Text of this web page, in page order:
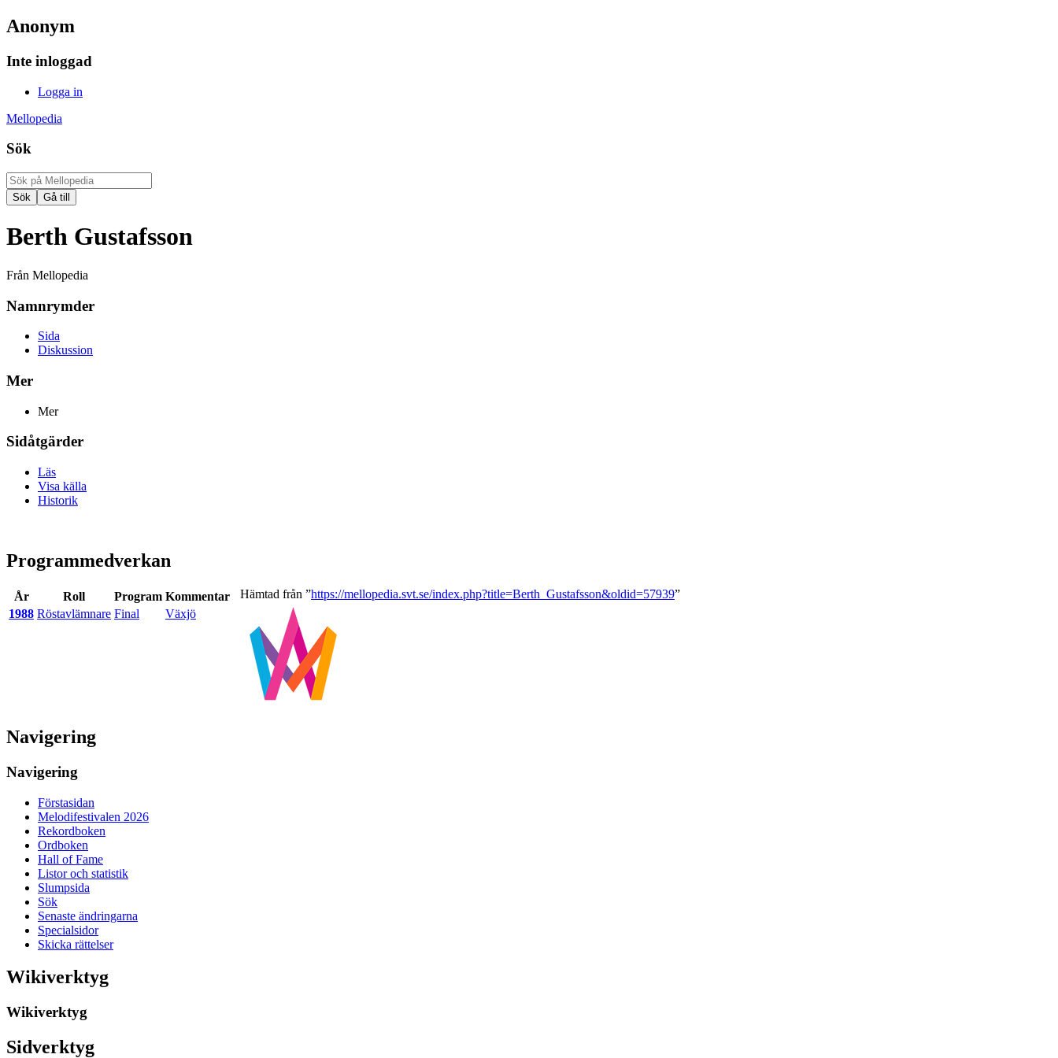
Anonym
Inte inloggad
Logga in
Mellopedia
Sök
Berth Gustafsson
Från Mellopedia
Namnrymder
Sida
Diskussion
Mer
Mer
Sidåtgärder
Läs
Visa källa
Historik
Programmedverkan
År Roll Program Kommentar
1988 Röstavlämnare Final Växjö
Hämtad från ”https://mellopedia.svt.se/index.php?title=Berth_Gustafsson&oldid=57939”
Navigering
Navigering
Förstasidan
Melodifestivalen 2026
Rekordboken
Ordboken
Hall of Fame
Listor och statistik
Slumpsida
Sök
Senaste ändringarna
Specialsidor
Skicka rättelser
Wikiverktyg
Wikiverktyg
Sidverktyg